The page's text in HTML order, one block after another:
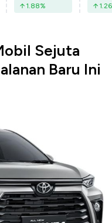
1.88% 1.26
Sejuta
Baru Ini